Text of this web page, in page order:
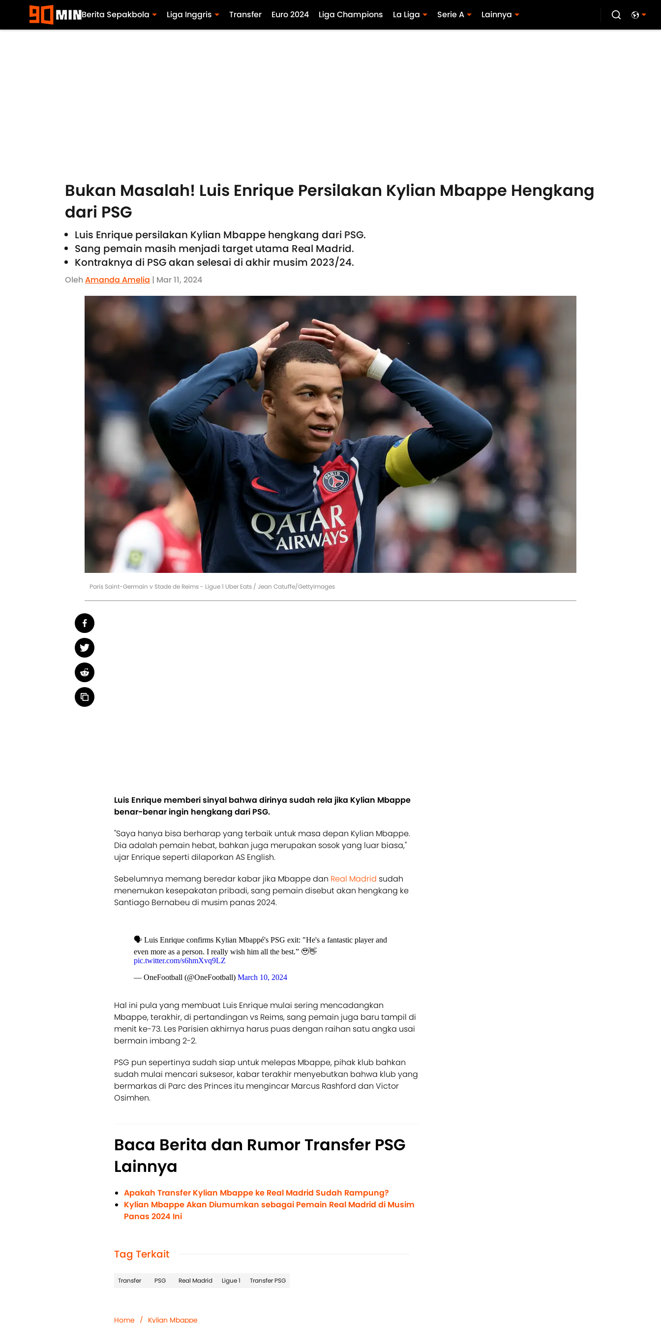
Berita Sepakbola Liga Inggris Transfer Euro 2024 Liga Champions La Liga Serie A Lainnya
Bukan Masalah! Luis Enrique Persilakan Kylian Mbappe Hengkang
dari PSG
Luis Enrique persilakan Kylian Mbappe hengkang dari PSG.
Sang pemain masih menjadi target utama Real Madrid.
Kontraknya di PSG akan selesai di akhir musim 2023/24.
OlehAmanda Amelia | Mar 11, 2024
Paris Saint-Germain v Stade de Reims - Ligue 1 Uber Eats / Jean Catuffe/GettyImages
Luis Enrique memberi sinyal bahwa dirinya sudah rela jika Kylian Mbappe
benar-benar ingin hengkang dari PSG.
"Saya hanya bisa berharap yang terbaik untuk masa depan Kylian Mbappe.
Dia adalah pemain hebat, bahkan juga merupakan sosok yang luar biasa,"
ujar Enrique seperti dilaporkan AS English.
Sebelumnya memang beredar kabar jika Mbappe dan Real Madrid sudah
menemukan kesepakatan pribadi, sang pemain disebut akan hengkang ke
Santiago Bernabeu di musim panas 2024.
🗣️ Luis Enrique confirms Kylian Mbappé's PSG exit: "He's a fantastic player and
even more as a person. I really wish him all the best.” 🥹👋
pic.twitter.com/s6hmXvq9LZ
— OneFootball (@OneFootball) March 10, 2024
Hal ini pula yang membuat Luis Enrique mulai sering mencadangkan
Mbappe, terakhir, di pertandingan vs Reims, sang pemain juga baru tampil di
menit ke-73. Les Parisien akhirnya harus puas dengan raihan satu angka usai
bermain imbang 2-2.
PSG pun sepertinya sudah siap untuk melepas Mbappe, pihak klub bahkan
sudah mulai mencari suksesor, kabar terakhir menyebutkan bahwa klub yang
bermarkas di Parc des Princes itu mengincar Marcus Rashford dan Victor
Osimhen.
Baca Berita dan Rumor Transfer PSG
Lainnya
Apakah Transfer Kylian Mbappe ke Real Madrid Sudah Rampung?
Kylian Mbappe Akan Diumumkan sebagai Pemain Real Madrid di Musim
Panas 2024 Ini
Tag Terkait
Transfer PSG Real Madrid Ligue 1 Transfer PSG
Home / Kylian Mbappe